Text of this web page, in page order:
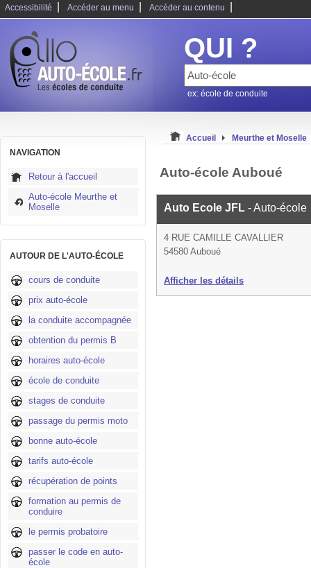
Accessibilité Accéder au menu Accéder au contenu
QUI ?
ex: école de conduite
NAVIGATION
Retour à l'accueil
Auto-école Meurthe et
Moselle
AUTOUR DE L'AUTO-ÉCOLE
cours de conduite
prix auto-école
la conduite accompagnée
obtention du permis B
horaires auto-école
école de conduite
stages de conduite
passage du permis moto
bonne auto-école
tarifs auto-école
récupération de points
formation au permis de
conduire
le permis probatoire
passer le code en auto-
école
Accueil Meurthe et Moselle
Auto-école Auboué
Auto Ecole JFL - Auto-école
4 RUE CAMILLE CAVALLIER
54580 Auboué
Afficher les détails